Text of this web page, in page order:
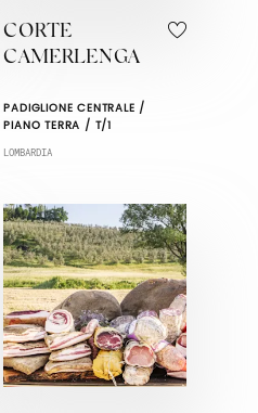
CORTE
CAMERLENGA
PADIGLIONE CENTRALE /
PIANO TERRA / T/1
LOMBARDIA